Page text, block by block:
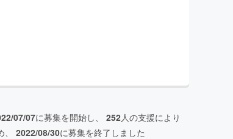
07/07に募集を開始し、 252人の支援により
2022/08/30に募集を終了しました